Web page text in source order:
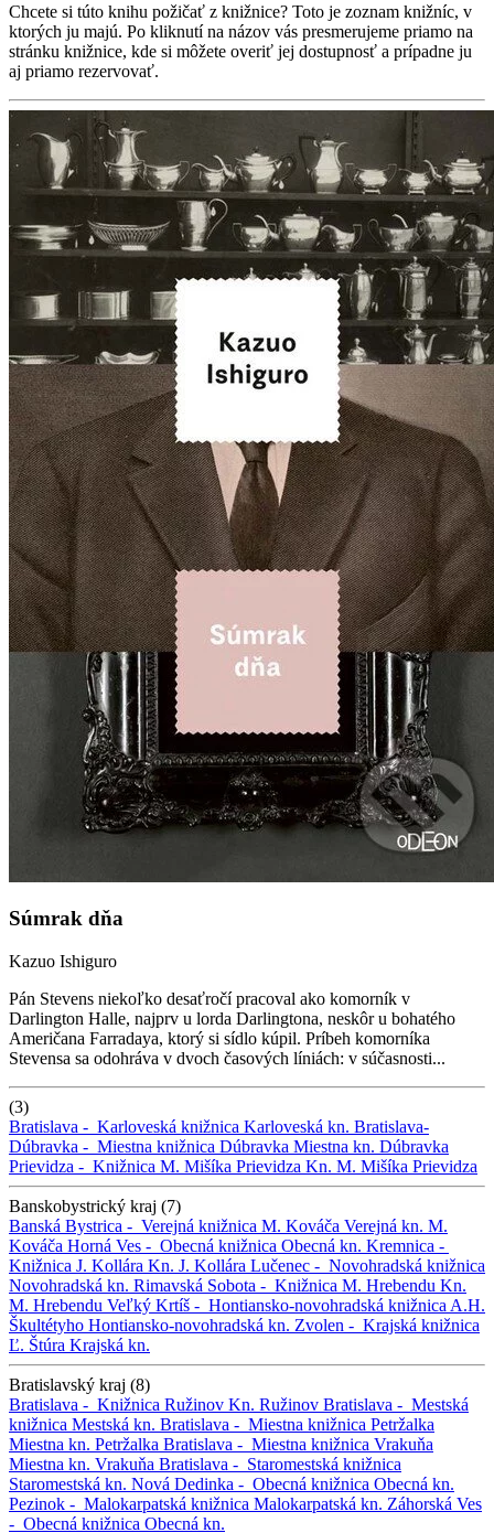
Chcete si túto knihu požičať z knižnice? Toto je zoznam knižníc, v
ktorých ju majú. Po kliknutí na názov vás presmerujeme priamo na
stránku knižnice, kde si môžete overiť jej dostupnosť a prípadne ju
aj priamo rezervovať.
Súmrak dňa
Kazuo Ishiguro
Pán Stevens niekoľko desaťročí pracoval ako komorník v
Darlington Halle, najprv u lorda Darlingtona, neskôr u bohatého
Američana Farradaya, ktorý si sídlo kúpil. Príbeh komorníka
Stevensa sa odohráva v dvoch časových líniách: v súčasnosti...
(3)
Bratislava - Karloveská knižnica Karloveská kn. Bratislava-
Dúbravka - Miestna knižnica Dúbravka Miestna kn. Dúbravka
Prievidza - Knižnica M. Mišíka Prievidza Kn. M. Mišíka Prievidza
Banskobystrický kraj (7)
Banská Bystrica - Verejná knižnica M. Kováča Verejná kn. M.
Kováča Horná Ves - Obecná knižnica Obecná kn. Kremnica -
Knižnica J. Kollára Kn. J. Kollára Lučenec - Novohradská knižnica
Novohradská kn. Rimavská Sobota - Knižnica M. Hrebendu Kn.
M. Hrebendu Veľký Krtíš - Hontiansko-novohradská knižnica A.H.
Škultétyho Hontiansko-novohradská kn. Zvolen - Krajská knižnica
Ľ. Štúra Krajská kn.
Bratislavský kraj (8)
Bratislava - Knižnica Ružinov Kn. Ružinov Bratislava - Mestská
knižnica Mestská kn. Bratislava - Miestna knižnica Petržalka
Miestna kn. Petržalka Bratislava - Miestna knižnica Vrakuňa
Miestna kn. Vrakuňa Bratislava - Staromestská knižnica
Staromestská kn. Nová Dedinka - Obecná knižnica Obecná kn.
Pezinok - Malokarpatská knižnica Malokarpatská kn. Záhorská Ves
- Obecná knižnica Obecná kn.